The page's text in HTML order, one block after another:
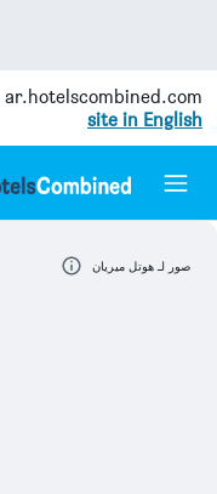
ar.hotelscombined.com
site in English
صور لـ هوتل ميريان